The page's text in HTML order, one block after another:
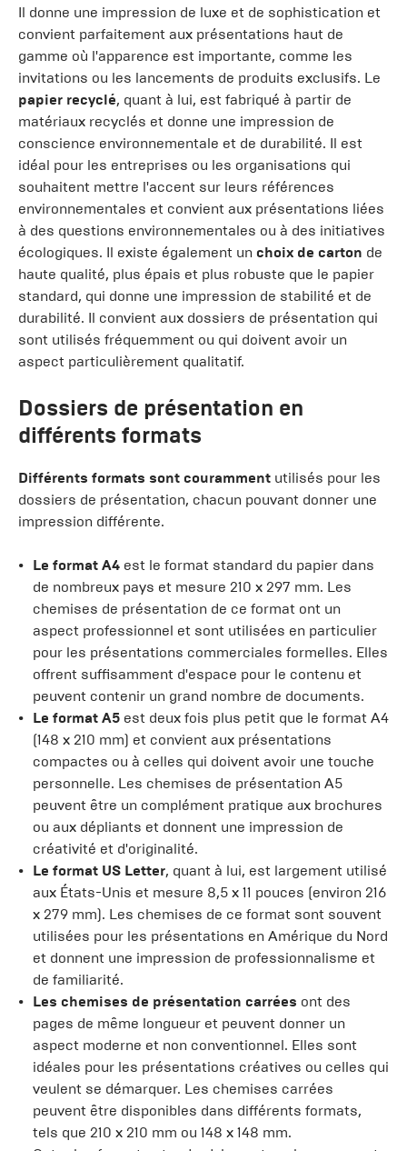
Il donne une impression de luxe et de sophistication et
convient parfaitement aux présentations haut de
gamme où l'apparence est importante, comme les
invitations ou les lancements de produits exclusifs. Le
papier recyclé, quant à lui, est fabriqué à partir de
matériaux recyclés et donne une impression de
conscience environnementale et de durabilité. Il est
idéal pour les entreprises ou les organisations qui
souhaitent mettre l'accent sur leurs références
environnementales et convient aux présentations liées
à des questions environnementales ou à des initiatives
écologiques. Il existe également un choix de carton de
haute qualité, plus épais et plus robuste que le papier
standard, qui donne une impression de stabilité et de
durabilité. Il convient aux dossiers de présentation qui
sont utilisés fréquemment ou qui doivent avoir un
aspect particulièrement qualitatif.
Dossiers de présentation en
différents formats
Différents formats sont couramment utilisés pour les
dossiers de présentation, chacun pouvant donner une
impression différente.
Le format A4 est le format standard du papier dans
de nombreux pays et mesure 210 x 297 mm. Les
chemises de présentation de ce format ont un
aspect professionnel et sont utilisées en particulier
pour les présentations commerciales formelles. Elles
offrent suffisamment d'espace pour le contenu et
peuvent contenir un grand nombre de documents.
Le format A5 est deux fois plus petit que le format A4
(148 x 210 mm) et convient aux présentations
compactes ou à celles qui doivent avoir une touche
personnelle. Les chemises de présentation A5
peuvent être un complément pratique aux brochures
ou aux dépliants et donnent une impression de
créativité et d'originalité.
Le format US Letter, quant à lui, est largement utilisé
aux États-Unis et mesure 8,5 x 11 pouces (environ 216
x 279 mm). Les chemises de ce format sont souvent
utilisées pour les présentations en Amérique du Nord
et donnent une impression de professionnalisme et
de familiarité.
Les chemises de présentation carrées ont des
pages de même longueur et peuvent donner un
aspect moderne et non conventionnel. Elles sont
idéales pour les présentations créatives ou celles qui
veulent se démarquer. Les chemises carrées
peuvent être disponibles dans différents formats,
tels que 210 x 210 mm ou 148 x 148 mm.